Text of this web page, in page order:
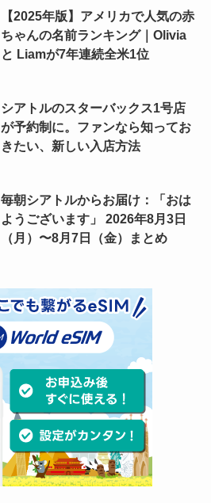
【2025年版】アメリカで人気の赤
ちゃんの名前ランキング｜Olivia
と Liamが7年連続全米1位
シアトルのスターバックス1号店
が予約制に。ファンなら知ってお
きたい、新しい入店方法
毎朝シアトルからお届け：「おは
ようございます」 2026年8月3日
（月）〜8月7日（金）まとめ